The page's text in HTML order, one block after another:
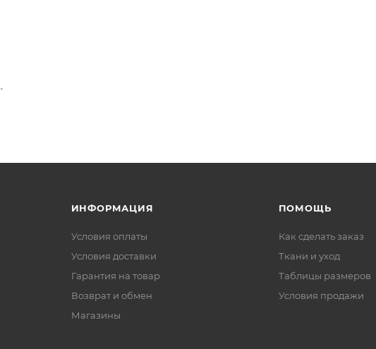
ИНФОРМАЦИЯ
Условия оплаты
Условия доставки
Гарантия на товар
Возврат и обмен
Магазины
ПОМОЩЬ
Как сделать заказ
Ткани и уход
Таблицы размеров
Условия продажи